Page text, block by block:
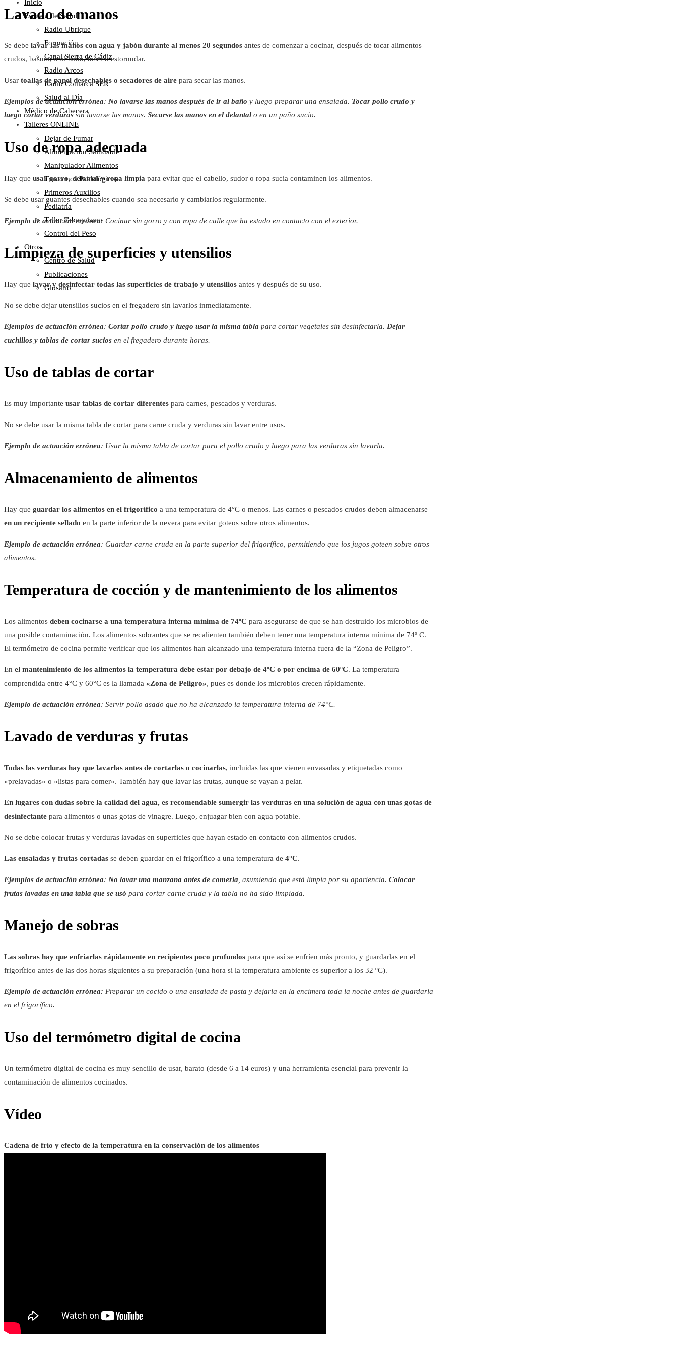
Inicio
Escuela de Salud
Radio Ubrique
Formación
Canal Sierra de Cádiz
Radio Arcos
Radio Comarca SER
Salud al Día
Médico de Cabecera
Talleres ONLINE
Dejar de Fumar
Alimentación Saludable
Manipulador Alimentos
Trastornos Psicológicos
Primeros Auxilios
Pediatría
Taller Tabaquismo
Control del Peso
Otros
Centro de Salud
Publicaciones
Glosario
Lavado de manos
Se debe lavar las manos con agua y jabón durante al menos 20 segundos antes de comenzar a cocinar, después de tocar alimentos
crudos, basura, ir al baño, toser o estornudar.
Usar toallas de papel desechables o secadores de aire para secar las manos.
Ejemplos de actuación errónea: No lavarse las manos después de ir al baño y luego preparar una ensalada. Tocar pollo crudo y
luego cortar verdurassin lavarse las manos. Secarse las manos en el delantal o en un paño sucio.
Uso de ropa adecuada
Hay que usar gorro, delantal y ropa limpia para evitar que el cabello, sudor o ropa sucia contaminen los alimentos.
Se debe usar guantes desechables cuando sea necesario y cambiarlos regularmente.
Ejemplo de actuación errónea: Cocinar sin gorro y con ropa de calle que ha estado en contacto con el exterior.
Limpieza de superficies y utensilios
Hay que lavar y desinfectar todas las superficies de trabajo y utensilios antes y después de su uso.
No se debe dejar utensilios sucios en el fregadero sin lavarlos inmediatamente.
Ejemplos de actuación errónea: Cortar pollo crudo y luego usar la misma tabla para cortar vegetales sin desinfectarla. Dejar
cuchillos y tablas de cortar sucios en el fregadero durante horas.
Uso de tablas de cortar
Es muy importante usar tablas de cortar diferentes para carnes, pescados y verduras.
No se debe usar la misma tabla de cortar para carne cruda y verduras sin lavar entre usos.
Ejemplo de actuación errónea: Usar la misma tabla de cortar para el pollo crudo y luego para las verduras sin lavarla.
Almacenamiento de alimentos
Hay que guardar los alimentos en el frigorífico a una temperatura de 4°C o menos. Las carnes o pescados crudos deben almacenarse
en un recipiente sellado en la parte inferior de la nevera para evitar goteos sobre otros alimentos.
Ejemplo de actuación errónea: Guardar carne cruda en la parte superior del frigorífico, permitiendo que los jugos goteen sobre otros
alimentos.
Temperatura de cocción y de mantenimiento de los alimentos
Los alimentos deben cocinarse a una temperatura interna mínima de 74ºC para asegurarse de que se han destruido los microbios de
una posible contaminación. Los alimentos sobrantes que se recalienten también deben tener una temperatura interna mínima de 74º C.
El termómetro de cocina permite verificar que los alimentos han alcanzado una temperatura interna fuera de la “Zona de Peligro”.
En el mantenimiento de los alimentos la temperatura debe estar por debajo de 4ºC o por encima de 60ºC. La temperatura
comprendida entre 4°C y 60°C es la llamada «Zona de Peligro», pues es donde los microbios crecen rápidamente.
Ejemplo de actuación errónea: Servir pollo asado que no ha alcanzado la temperatura interna de 74°C.
Lavado de verduras y frutas
Todas las verduras hay que lavarlas antes de cortarlas o cocinarlas, incluidas las que vienen envasadas y etiquetadas como
«prelavadas» o «listas para comer». También hay que lavar las frutas, aunque se vayan a pelar.
En lugares con dudas sobre la calidad del agua, es recomendable sumergir las verduras en una solución de agua con unas gotas de
desinfectante para alimentos o unas gotas de vinagre. Luego, enjuagar bien con agua potable.
No se debe colocar frutas y verduras lavadas en superficies que hayan estado en contacto con alimentos crudos.
Las ensaladas y frutas cortadas se deben guardar en el frigorífico a una temperatura de 4°C.
Ejemplos de actuación errónea: No lavar una manzana antes de comerla, asumiendo que está limpia por su apariencia. Colocar
frutas lavadas en una tabla que se usó para cortar carne cruda y la tabla no ha sido limpiada.
Manejo de sobras
Las sobras hay que enfriarlas rápidamente en recipientes poco profundos para que así se enfríen más pronto, y guardarlas en el
frigorífico antes de las dos horas siguientes a su preparación (una hora si la temperatura ambiente es superior a los 32 ºC).
Ejemplo de actuación errónea: Preparar un cocido o una ensalada de pasta y dejarla en la encimera toda la noche antes de guardarla
en el frigorífico.
Uso del termómetro digital de cocina
Un termómetro digital de cocina es muy sencillo de usar, barato (desde 6 a 14 euros) y una herramienta esencial para prevenir la
contaminación de alimentos cocinados.
Vídeo
Cadena de frío y efecto de la temperatura en la conservación de los alimentos